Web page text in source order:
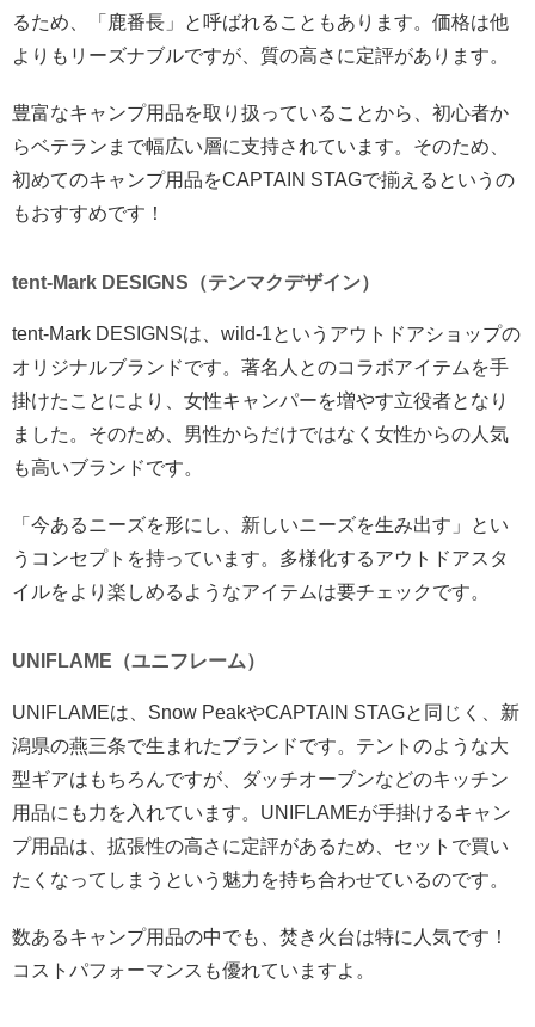
るため、「鹿番長」と呼ばれることもあります。価格は他
よりもリーズナブルですが、質の高さに定評があります。
豊富なキャンプ用品を取り扱っていることから、初心者か
らベテランまで幅広い層に支持されています。そのため、
初めてのキャンプ用品をCAPTAIN STAGで揃えるというの
もおすすめです！
tent-Mark DESIGNS（テンマクデザイン）
tent-Mark DESIGNSは、wild-1というアウトドアショップの
オリジナルブランドです。著名人とのコラボアイテムを手
掛けたことにより、女性キャンパーを増やす立役者となり
ました。そのため、男性からだけではなく女性からの人気
も高いブランドです。
「今あるニーズを形にし、新しいニーズを生み出す」とい
うコンセプトを持っています。多様化するアウトドアスタ
イルをより楽しめるようなアイテムは要チェックです。
UNIFLAME（ユニフレーム）
UNIFLAMEは、Snow PeakやCAPTAIN STAGと同じく、新
潟県の燕三条で生まれたブランドです。テントのような大
型ギアはもちろんですが、ダッチオーブンなどのキッチン
用品にも力を入れています。UNIFLAMEが手掛けるキャン
プ用品は、拡張性の高さに定評があるため、セットで買い
たくなってしまうという魅力を持ち合わせているのです。
数あるキャンプ用品の中でも、焚き火台は特に人気です！
コストパフォーマンスも優れていますよ。